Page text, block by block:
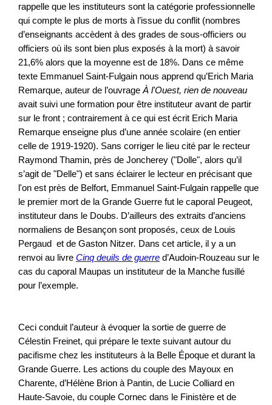
rappelle que les instituteurs sont la catégorie professionnelle
qui compte le plus de morts à l’issue du conflit (nombres
d’enseignants accèdent à des grades de sous-officiers ou
officiers où ils sont bien plus exposés à la mort) à savoir
21,6% alors que la moyenne est de 18%. Dans ce même
texte Emmanuel Saint-Fulgain nous apprend qu’Erich Maria
Remarque, auteur de l’ouvrage À l'Ouest, rien de nouveau
avait suivi une formation pour être instituteur avant de partir
sur le front ; contrairement à ce qui est écrit Erich Maria
Remarque enseigne plus d’une année scolaire (en entier
celle de 1919-1920). Sans corriger le lieu cité par le recteur
Raymond Thamin, près de Joncherey ("Dolle", alors qu’il
s’agit de "Delle") et sans éclairer le lecteur en précisant que
l'on est près de Belfort, Emmanuel Saint-Fulgain rappelle que
le premier mort de la Grande Guerre fut le caporal Peugeot,
instituteur dans le Doubs. D’ailleurs des extraits d’anciens
normaliens de Besançon sont proposés, ceux de Louis
Pergaud et de Gaston Nitzer. Dans cet article, il y a un
renvoi au livre Cinq deuils de guerre d’Audoin-Rouzeau sur le
cas du caporal Maupas un instituteur de la Manche fusillé
pour l’exemple.
Ceci conduit l’auteur à évoquer la sortie de guerre de
Célestin Freinet, qui prépare le texte suivant autour du
pacifisme chez les instituteurs à la Belle Époque et durant la
Grande Guerre. Les actions du couple des Mayoux en
Charente, d’Hélène Brion à Pantin, de Lucie Colliard en
Haute-Savoie, du couple Cornec dans le Finistère et de